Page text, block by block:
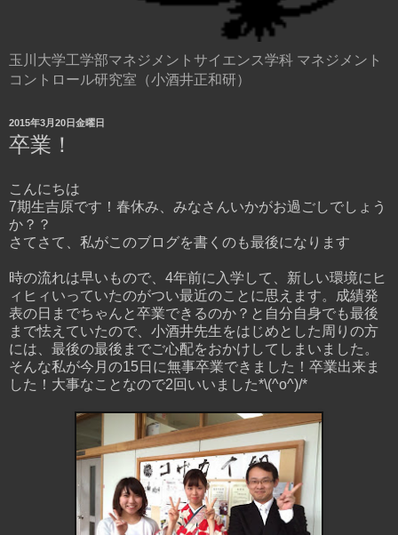
玉川大学工学部マネジメントサイエンス学科 マネジメント
コントロール研究室（小酒井正和研）
2015年3月20日金曜日
卒業！
こんにちは
7期生吉原です！春休み、みなさんいかがお過ごしでしょう
か？？
さてさて、私がこのブログを書くのも最後になります
時の流れは早いもので、4年前に入学して、新しい環境にヒ
ィヒィいっていたのがつい最近のことに思えます。成績発
表の日までちゃんと卒業できるのか？と自分自身でも最後
まで怯えていたので、小酒井先生をはじめとした周りの方
には、最後の最後までご心配をおかけしてしまいました。
そんな私が今月の15日に無事卒業できました！卒業出来ま
した！大事なことなので2回いいました*\(^o^)/*